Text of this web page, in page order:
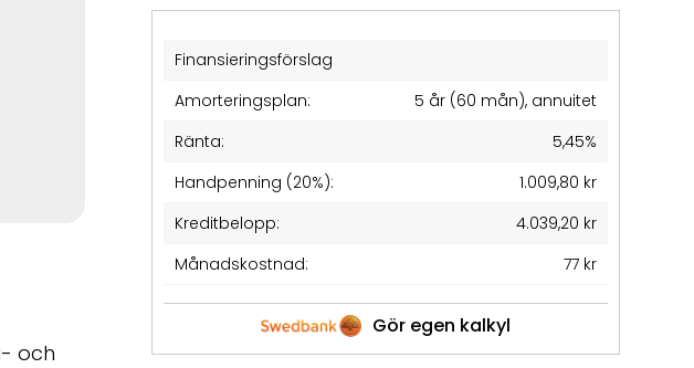
Finansieringsförslag
Amorteringsplan:
5 år (60 mån), annuitet
Ränta:
5,45%
Handpenning (20%):
1.009,80 kr
Kreditbelopp:
4.039,20 kr
Månadskostnad:
77 kr
Gör egen kalkyl
och